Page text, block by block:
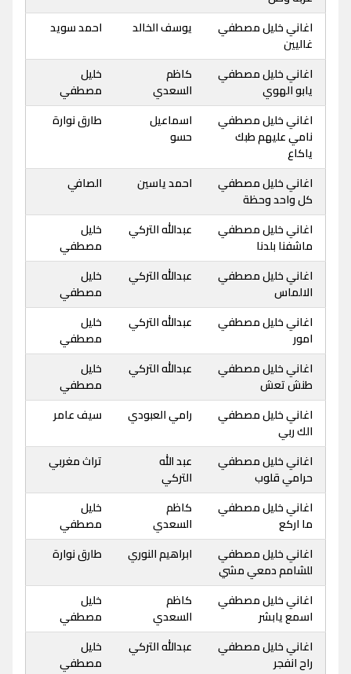
اغاني خليل مصطفي
غاليين
يوسف الخالد احمد سويد
اغاني خليل مصطفي
يابو الهوي
كاظم
السعدي
خليل
مصطفي
اغاني خليل مصطفي
نامي عليهم طبك
ياكاع
اسماعيل
حسو
طارق نوارة
اغاني خليل مصطفي
كل واحد وحظة
احمد ياسين الصافي
اغاني خليل مصطفي
ماشفنا بلدنا
عبدالله التركي
خليل
مصطفي
اغاني خليل مصطفي
الالماس
عبدالله التركي
خليل
مصطفي
اغاني خليل مصطفي
امور
عبدالله التركي
خليل
مصطفي
اغاني خليل مصطفي
طنش تعش
عبدالله التركي
خليل
مصطفي
اغاني خليل مصطفي
الك ربي
رامي العبودي سيف عامر
اغاني خليل مصطفي
حرامي قلوب
عبد الله
التركي
تراث مغربي
اغاني خليل مصطفي
ما اركع
كاظم
السعدي
خليل
مصطفي
اغاني خليل مصطفي
للشامم دمعي مشي
ابراهيم النوري طارق نوارة
اغاني خليل مصطفي
اسمع يابشر
كاظم
السعدي
خليل
مصطفي
اغاني خليل مصطفي
راح انفجر
عبدالله التركي
خليل
مصطفي